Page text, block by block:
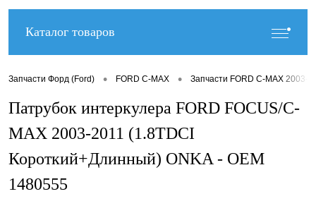
Каталог товаров
Запчасти Форд (Ford) • FORD C-MAX • Запчасти FORD C-MAX 2003-
Патрубок интеркулера FORD FOCUS/C-
MAX 2003-2011 (1.8TDCI
Короткий+Длинный) ONKA - OEM
1480555